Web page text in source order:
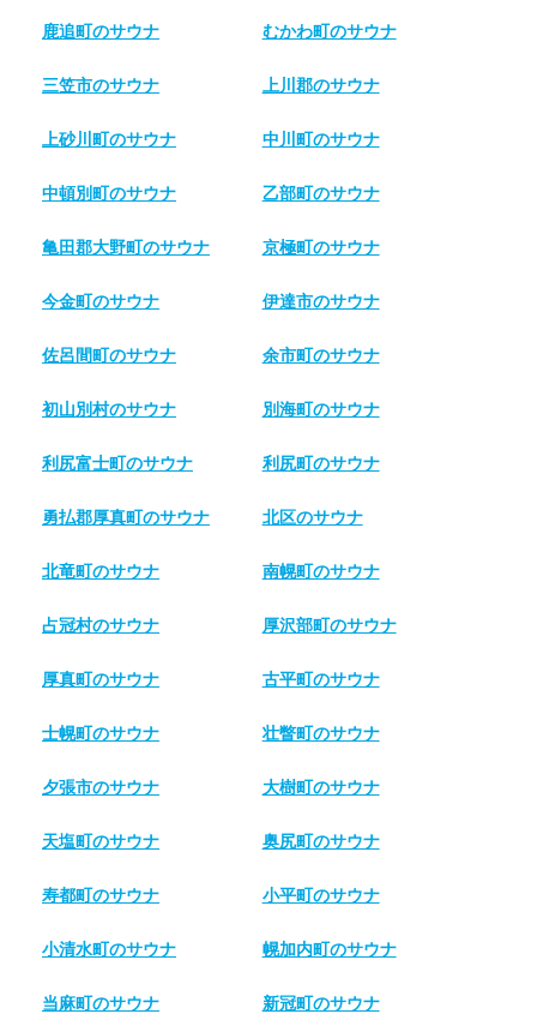
鹿追町のサウナ むかわ町のサウナ
三笠市のサウナ 上川郡のサウナ
上砂川町のサウナ 中川町のサウナ
中頓別町のサウナ 乙部町のサウナ
亀田郡大野町のサウナ 京極町のサウナ
今金町のサウナ 伊達市のサウナ
佐呂間町のサウナ 余市町のサウナ
初山別村のサウナ 別海町のサウナ
利尻富士町のサウナ 利尻町のサウナ
勇払郡厚真町のサウナ 北区のサウナ
北竜町のサウナ 南幌町のサウナ
占冠村のサウナ 厚沢部町のサウナ
厚真町のサウナ 古平町のサウナ
士幌町のサウナ 壮瞥町のサウナ
夕張市のサウナ 大樹町のサウナ
天塩町のサウナ 奥尻町のサウナ
寿都町のサウナ 小平町のサウナ
小清水町のサウナ 幌加内町のサウナ
当麻町のサウナ 新冠町のサウナ